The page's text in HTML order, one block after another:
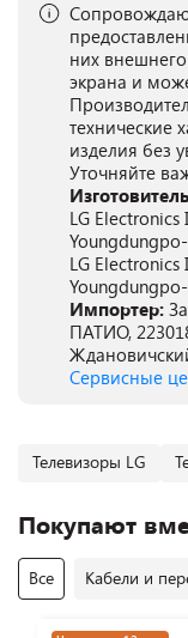
них внешнего
экрана и
технические
изделия без
Уточняйте
LG
LG
Импортер:
ПАТИО,
Сервисные
Телевизоры LG
Покупают
Все Кабели и